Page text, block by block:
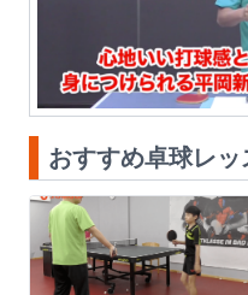
おすすめ卓球レ